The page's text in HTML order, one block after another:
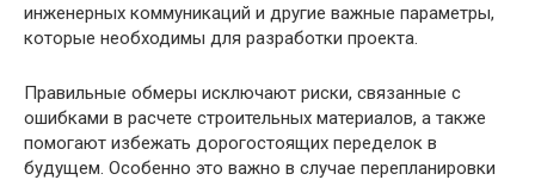
инженерных коммуникаций и другие важные параметры,
которые необходимы для разработки проекта.
Правильные обмеры исключают риски, связанные с
ошибками в расчете строительных материалов, а также
помогают избежать дорогостоящих переделок в
будущем. Особенно это важно в случае перепланировки